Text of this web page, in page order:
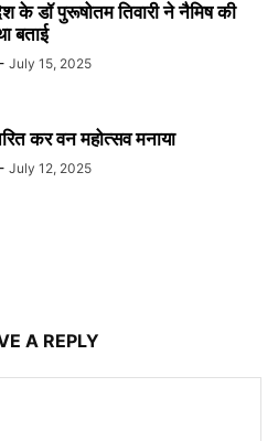
के डॉ पुरूषोतम तिवारी ने नैमिष की
बताई
- July 15, 2025
कर वन महोत्सव मनाया
- July 12, 2025
A REPLY